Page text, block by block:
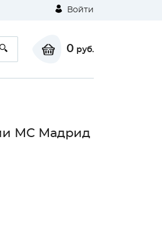
Войти
0 руб.
МС Мадрид